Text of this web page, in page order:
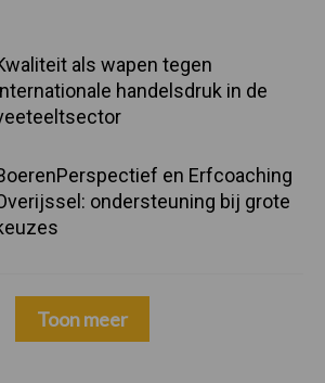
als wapen tegen
handelsdruk in de
en Erfcoaching
ondersteuning bij grote
Toon meer